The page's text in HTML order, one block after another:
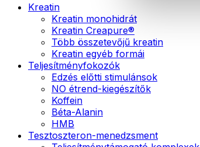
Kreatin
Kreatin monohidrát
Kreatin Creapure®
Több összetevőjű kreatin
Kreatin egyéb formái
Teljesítményfokozók
Edzés előtti stimulánsok
NO étrend-kiegészítők
Koffein
Béta-Alanin
HMB
Tesztoszteron-menedzsment